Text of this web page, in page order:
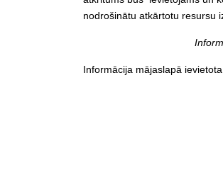
nodrošinātu atkārtotu resursu
Informācija mājaslapā